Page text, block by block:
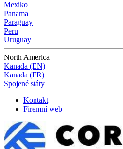
Mexiko
Panama
Paraguay
Peru
Uruguay
North America
Kanada (EN)
Kanada (FR)
Spojené státy
Kontakt
Firemní web